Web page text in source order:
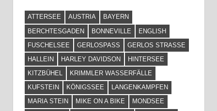
ATTERSEE AUSTRIA
BAYERN
BERCHTESGADEN
BONNEVILLE
ENGLISH
FUSCHELSEE
GERLOSPASS
GERLOS STRASSE
HALLEIN
HARLEY DAVIDSON
HINTERSEE
KITZBÜHEL
KRIMMLER WASSERFÄLLE
KUFSTEIN
KÖNIGSSEE
LANGENKAMPFEN
MARIA STEIN
MIKE ON A BIKE
MONDSEE